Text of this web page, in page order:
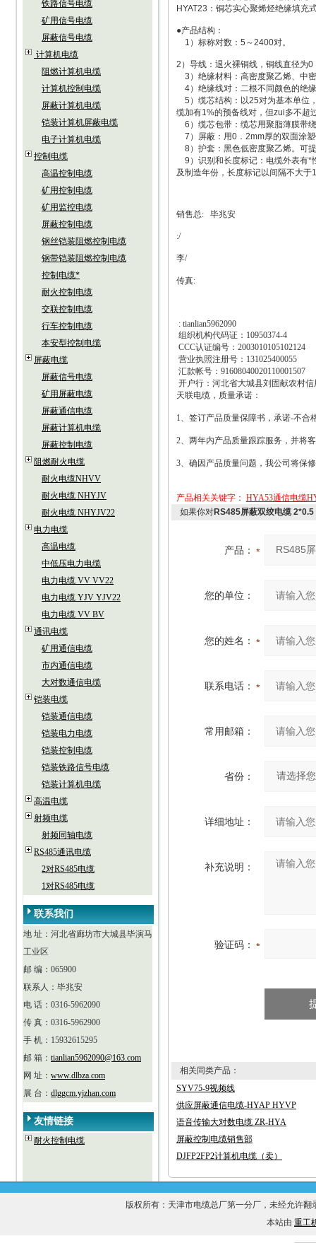
铁路信号电缆
矿用信号电缆
屏蔽信号电缆
计算机电缆
阻燃计算机电缆
计算机控制电缆
屏蔽计算机电缆
铠装计算机屏蔽电缆
电子计算机电缆
控制电缆
高温控制电缆
矿用控制电缆
矿用监控电缆
屏蔽控制电缆
钢丝铠装阻燃控制电缆
钢带铠装阻燃控制电缆
控制电缆*
耐火控制电缆
交联控制电缆
行车控制电缆
本安型控制电缆
屏蔽电缆
屏蔽信号电缆
矿用屏蔽电缆
屏蔽通信电缆
屏蔽计算机电缆
屏蔽控制电缆
阻燃耐火电缆
耐火电缆NHVV
耐火电缆 NHYJV
耐火电缆 NHYJV22
电力电缆
高温电缆
中低压电力电缆
电力电缆 VV VV22
电力电缆 YJV YJV22
电力电缆 VV BV
通讯电缆
矿用通信电缆
市内通信电缆
大对数通信电缆
铠装电缆
铠装通信电缆
铠装电力电缆
铠装控制电缆
铠装铁路信号电缆
铠装计算机电缆
高温电缆
射频电缆
射频同轴电缆
RS485通讯电缆
2对RS485电缆
1对RS485电缆
联系我们
地 址：河北省廊坊市大城县毕演马
工业区
邮 编：065900
联系人：毕兆安
电 话：0316-5962090
传 真：0316-5962900
手 机：15932615295
邮 箱： tianlian5962090@163.com
网 址： www.dlbza.com
展 台： dlggcm.yjzhan.com
友情链接
耐火控制电缆
HYAT23：铜芯实心聚烯烃绝缘填充
●产品结构：
1）标称对数：5～2400对。
2）导线：退火裸铜线，铜线直径为
3）绝缘材料：高密度聚乙烯、中
4）绝缘线对：二根不同颜色的绝
5）缆芯结构：以25对为基本单位
缆加有1%的预备线对，但zui多不超
6）缆芯包带：缆芯用聚脂薄膜带
7）屏蔽：用0．2mm厚的双面涂
8）护套：黑色低密度聚乙烯。可
9）识别和长度标记：电缆外表有*
及制造年份，长度标记以间隔不大于
销售总: 毕兆安
:/
李/
传真:
: tianlian5962090
组织机构代码证： 10950374-4
CCC认证编号： 2003010105102124
营业执照注册号： 131025400055
汇款帐号： 91608040020110001507
开户行：河北省大城县刘固献农村信
天联电缆，质量承诺：
1、签订产品质量保障书，承诺-不合
2、两年内产品质量跟踪服务，并将
3、确因产品质量问题，我公司将保
产品相关关键字： HYA53通信电缆
如果你对RS485屏蔽双绞电缆 2*0.5
产品：
您的单位：
您的姓名：
联系电话：
常用邮箱：
省份：
详细地址：
补充说明：
验证码：
相关同类产品：
SYV75-9视频线
供应屏蔽通信电缆-HYAP HYVP
语音传输大对数电缆 ZR-HYA
屏蔽控制电缆销售部
DJFP2FP2计算机电缆（卖）
版权所有：天津市电缆总厂第一分厂，未经允许
本站由 重工